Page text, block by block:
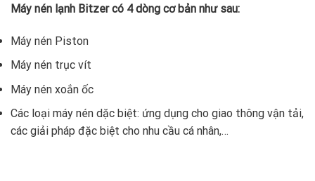
Máy nén lạnh Bitzer có 4 dòng cơ bản như sau:
Máy nén Piston
Máy nén trục vít
Máy nén xoắn ốc
Các loại máy nén dặc biệt: ứng dụng cho giao thông vận tải,
các giải pháp đặc biệt cho nhu cầu cá nhân,…